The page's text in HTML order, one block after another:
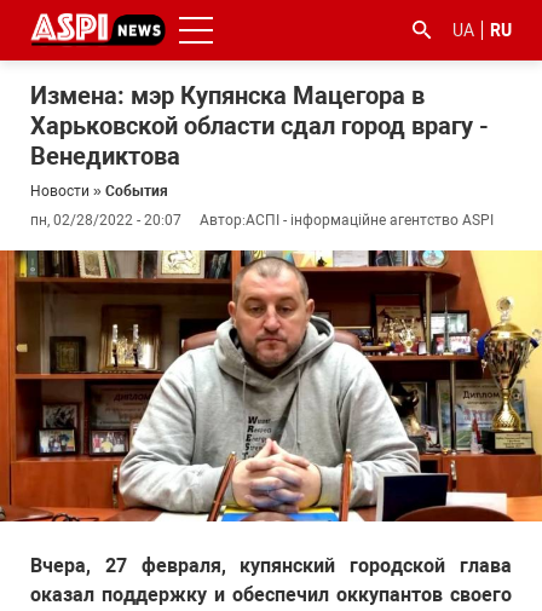
UA RU
Измена: мэр Купянска Мацегора в
Харьковской области сдал город врагу -
Венедиктова
Новости » События
пн, 02/28/2022 - 20:07
Автор:АСПІ - інформаційне агентство ASPI
Вчера, 27 февраля, купянский городской глава
оказал поддержку и обеспечил оккупантов своего
#ООС
#боротьба
з
корупцією
#гфс #Киев #коронавірус